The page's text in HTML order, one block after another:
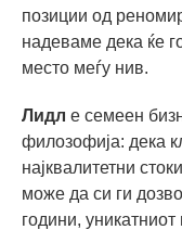
позиции од
надеваме дека ќе
место меѓу нив.
Лидл е семеен
филозофија: дека
најквалитетни
може да си ги
години,